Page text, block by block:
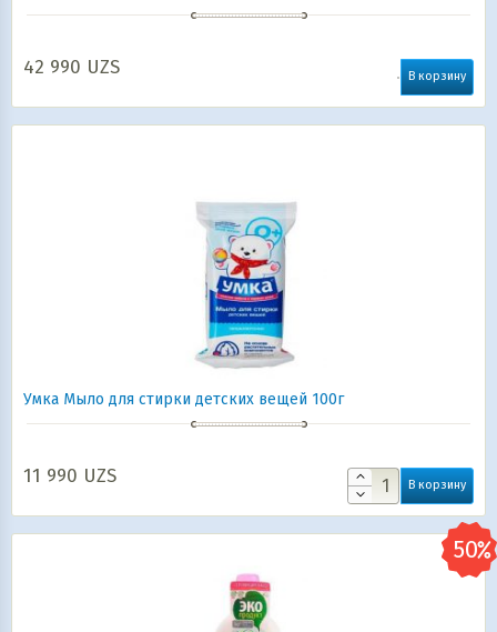
42 990 UZS В корзину
Умка Мыло для стирки детских вещей 100г
11 990 UZS В корзину